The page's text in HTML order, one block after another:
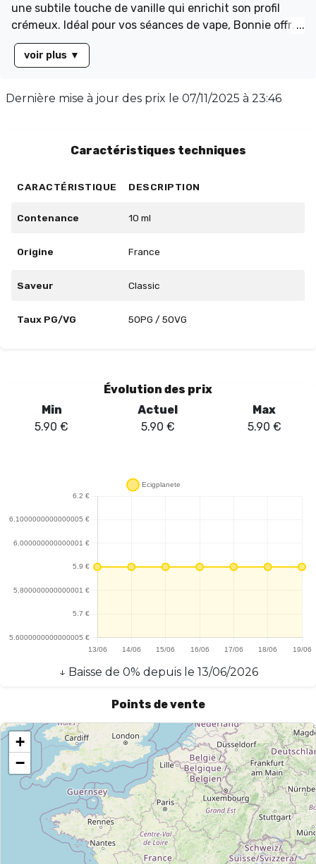
une subtile touche de vanille qui enrichit son profil
crémeux. Idéal pour vos séances de vape, Bonnie offre
une expérience douce et savoureuse, parfaite pour les
débutants comme pour les vapoteurs expérimentés.
parfait avec un ratio PG/VG de 50/50. Laissez-vous
voir plus ▼
Dernière mise à jour des prix le 07/11/2025 à 23:46
Caractéristiques techniques
CARACTÉRISTIQUE DESCRIPTION
Contenance 10 ml
Origine France
Saveur Classic
Taux PG/VG 50PG / 50VG
Évolution des prix
Min
5.90 €
Actuel
5.90 €
Max
5.90 €
↓ Baisse de 0% depuis le 13/06/2026
Points de vente
+
−